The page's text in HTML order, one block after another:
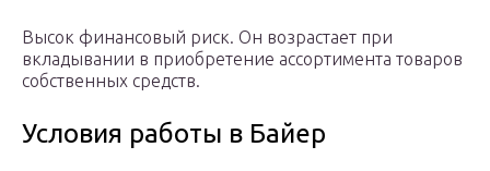
Высок финансовый риск. Он возрастает при
вкладывании в приобретение ассортимента товаров
собственных средств.
Условия работы в Байер